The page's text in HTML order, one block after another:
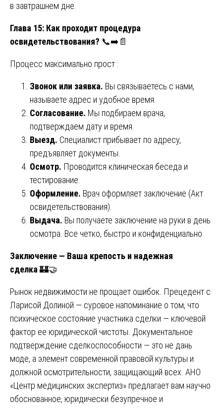
в завтрашнем дне.
Глава 15: Как проходит процедура
освидетельствования? 📞➡️📄
Процесс максимально прост :
Звонок или заявка. Вы связываетесь с нами,
называете адрес и удобное время.
Согласование. Мы подбираем врача,
подтверждаем дату и время.
Выезд. Специалист прибывает по адресу,
предъявляет документы.
Осмотр. Проводится клиническая беседа и
тестирование.
Оформление. Врач оформляет заключение (Акт
освидетельствования).
Выдача. Вы получаете заключение на руки в день
осмотра. Все четко, быстро и конфиденциально.
Заключение — Ваша крепость и надежная
сделка🏰🤝
Рынок недвижимости не прощает ошибок. Прецедент с
Ларисой Долиной — суровое напоминание о том, что
психическое состояние участника сделки — ключевой
фактор ее юридической чистоты. Документальное
подтверждение сделкоспособности — это не дань
моде, а элемент современной правовой культуры и
должной осмотрительности, защищающий всех. АНО
«Центр медицинских экспертиз» предлагает вам научно
обоснованное, юридически безупречное и